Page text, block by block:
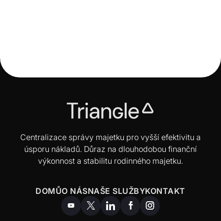
Centralizace správy majetku pro vyšší efektivitu a
úsporu nákladů. Důraz na dlouhodobou finanční
výkonnost a stabilitu rodinného majetku.
DOMŮO NÁSNAŠE SLUŽBYKONTAKT